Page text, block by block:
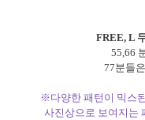
FREE, L
55,66
77분들
※다양한 패턴이 믹스
사진상으로 보여지는